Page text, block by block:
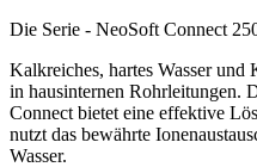
Die Serie - NeoSoft Connect
Kalkreiches, hartes Wasser und
in hausinternen Rohrleitungen.
Connect bietet eine effektive
nutzt das bewährte
Wasser.